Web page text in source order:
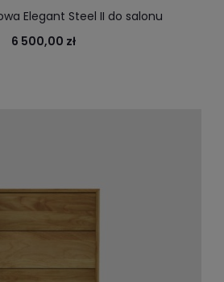
Elegant Steel II do salonu
6 500,00 zł